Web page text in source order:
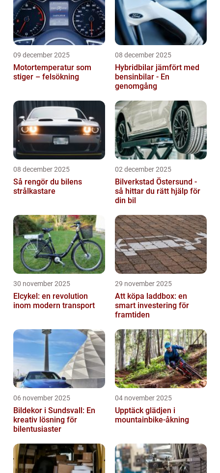
09 december 2025
Motortemperatur som
stiger – felsökning
08 december 2025
Hybridbilar jämfört med
bensinbilar - En
genomgång
08 december 2025
Så rengör du bilens
strålkastare
02 december 2025
Bilverkstad Östersund -
så hittar du rätt hjälp för
din bil
30 november 2025
Elcykel: en revolution
inom modern transport
29 november 2025
Att köpa laddbox: en
smart investering för
framtiden
06 november 2025
Bildekor i Sundsvall: En
kreativ lösning för
bilentusiaster
04 november 2025
Upptäck glädjen i
mountainbike-åkning